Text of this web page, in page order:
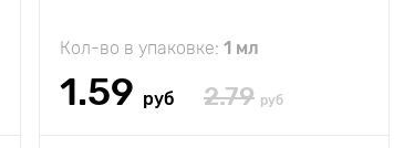
Кол-во в упаковке: 1 мл
1.59 руб 2.79 руб